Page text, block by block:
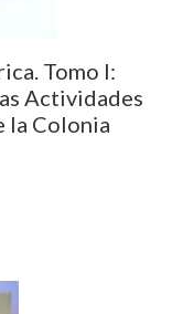
Tomo I:
Actividades
la Colonia